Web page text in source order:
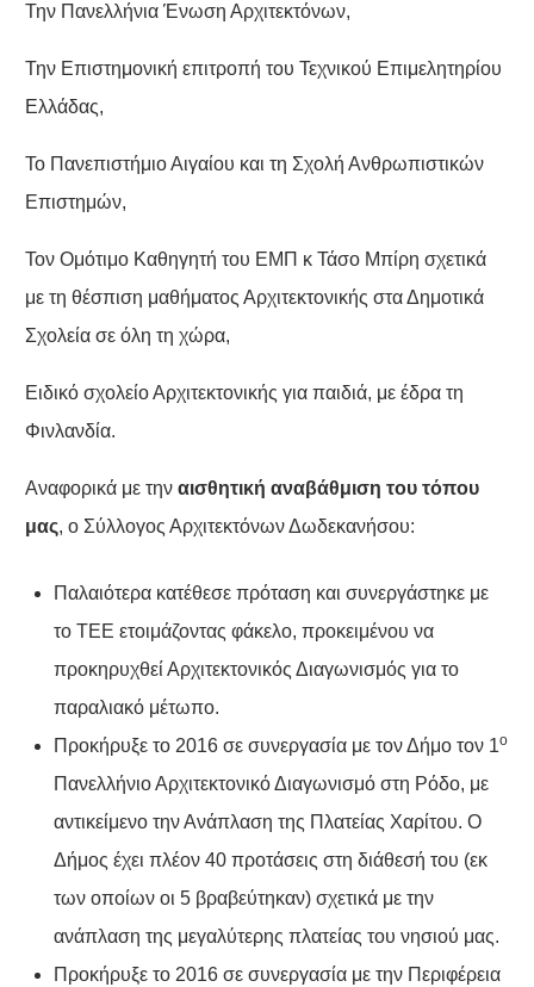
Την Πανελλήνια Ένωση Αρχιτεκτόνων,
Την Επιστημονική επιτροπή του Τεχνικού Επιμελητηρίου
Ελλάδας,
Το Πανεπιστήμιο Αιγαίου και τη Σχολή Ανθρωπιστικών
Επιστημών,
Τον Ομότιμο Καθηγητή του ΕΜΠ κ Τάσο Μπίρη σχετικά
με τη θέσπιση μαθήματος Αρχιτεκτονικής στα Δημοτικά
Σχολεία σε όλη τη χώρα,
Ειδικό σχολείο Αρχιτεκτονικής για παιδιά, με έδρα τη
Φινλανδία.
Αναφορικά με την αισθητική αναβάθμιση του τόπου
μας, ο Σύλλογος Αρχιτεκτόνων Δωδεκανήσου:
Παλαιότερα κατέθεσε πρόταση και συνεργάστηκε με
το ΤΕΕ ετοιμάζοντας φάκελο, προκειμένου να
προκηρυχθεί Αρχιτεκτονικός Διαγωνισμός για το
παραλιακό μέτωπο.
Προκήρυξε το 2016 σε συνεργασία με τον Δήμο τον 1ο
Πανελλήνιο Αρχιτεκτονικό Διαγωνισμό στη Ρόδο, με
αντικείμενο την Ανάπλαση της Πλατείας Χαρίτου. Ο
Δήμος έχει πλέον 40 προτάσεις στη διάθεσή του (εκ
των οποίων οι 5 βραβεύτηκαν) σχετικά με την
ανάπλαση της μεγαλύτερης πλατείας του νησιού μας.
Προκήρυξε το 2016 σε συνεργασία με την Περιφέρεια